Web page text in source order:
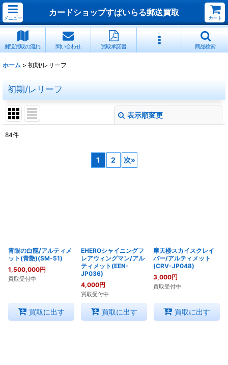
メニュー
カードショップすぱいらる郵送買取
カート
郵送買取の流れ 問い合わせ 買取承諾書 商品検索
ホーム > 初期/レリーフ
初期/レリーフ
表示順変更
84件
1 2 次»
青眼の白龍/アルティメ
ット(青艶)(SM-51)
1,500,000円
買取受付中
買取に出す
EHEROシャイニングフ
レアウィングマン/アル
ティメット(EEN-
JP036)
4,000円
買取受付中
買取に出す
摩天楼スカイスクレイ
パー/アルティメット
(CRV-JP048)
3,000円
買取受付中
買取に出す